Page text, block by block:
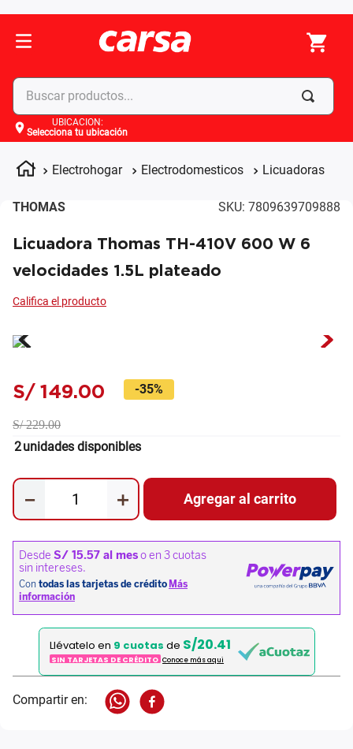
Buscar productos...
UBICACIÓN:
Selecciona tu ubicación
Electrohogar Electrodomesticos Licuadoras
THOMAS SKU: 7809639709888
Licuadora Thomas TH-410V 600 W 6
velocidades 1.5L plateado
S/ 149.00 -35%
S/ 229.00
2unidades disponibles
＋
－ Agregar al carrito
Llévatelo en 9 cuotas de S/20.41
SIN TARJETAS DE CRÉDITO Conoce más aqui
Términos más buscados
celulares
4. apple